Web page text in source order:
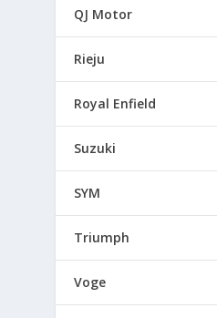
QJ Motor
Rieju
Royal Enfield
Suzuki
SYM
Triumph
Voge